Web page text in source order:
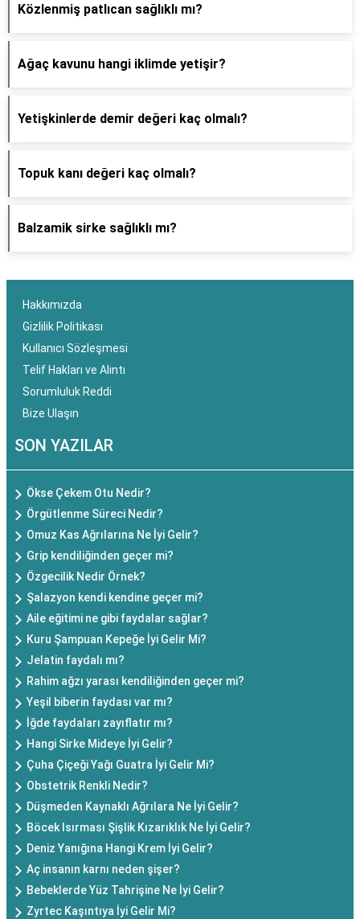
Közlenmiş patlıcan sağlıklı mı?
Ağaç kavunu hangi iklimde yetişir?
Yetişkinlerde demir değeri kaç olmalı?
Topuk kanı değeri kaç olmalı?
Balzamik sirke sağlıklı mı?
Hakkımızda
Gizlilik Politikası
Kullanıcı Sözleşmesi
Telif Hakları ve Alıntı
Sorumluluk Reddi
Bize Ulaşın
SON YAZILAR
Ökse Çekem Otu Nedir?
Örgütlenme Süreci Nedir?
Omuz Kas Ağrılarına Ne İyi Gelir?
Grip kendiliğinden geçer mi?
Özgecilik Nedir Örnek?
Şalazyon kendi kendine geçer mi?
Aile eğitimi ne gibi faydalar sağlar?
Kuru Şampuan Kepeğe İyi Gelir Mi?
Jelatin faydalı mı?
Rahim ağzı yarası kendiliğinden geçer mi?
Yeşil biberin faydası var mı?
İğde faydaları zayıflatır mı?
Hangi Sirke Mideye İyi Gelir?
Çuha Çiçeği Yağı Guatra İyi Gelir Mi?
Obstetrik Renkli Nedir?
Düşmeden Kaynaklı Ağrılara Ne İyi Gelir?
Böcek Isırması Şişlik Kızarıklık Ne İyi Gelir?
Deniz Yanığına Hangi Krem İyi Gelir?
Aç insanın karnı neden şişer?
Bebeklerde Yüz Tahrişine Ne İyi Gelir?
Zyrtec Kaşıntıya İyi Gelir Mi?